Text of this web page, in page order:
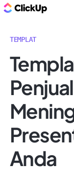
TEMPLAT
Anda